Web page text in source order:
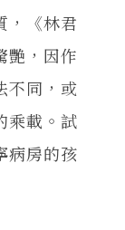
，《林君
艷，因作
不同，或
乘載。試
房的孩